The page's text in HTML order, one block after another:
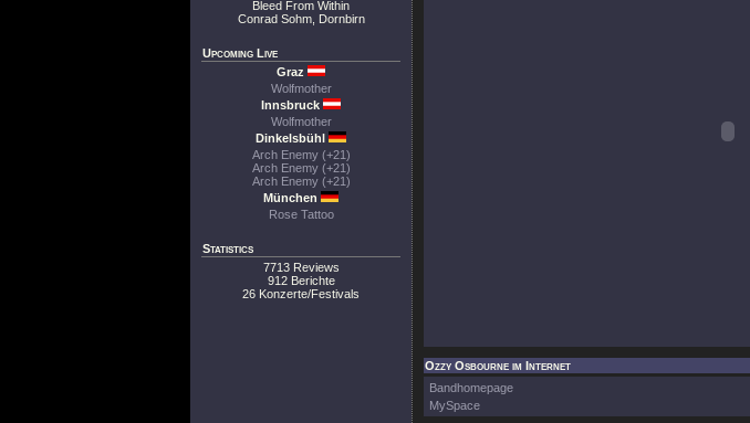
Bleed From Within
Conrad Sohm, Dornbirn
Upcoming Live
Graz
Wolfmother
Innsbruck
Wolfmother
Dinkelsbühl
Arch Enemy (+21)
Arch Enemy (+21)
Arch Enemy (+21)
München
Rose Tattoo
Statistics
7713 Reviews
912 Berichte
26 Konzerte/Festivals
Ozzy Osbourne im Internet
Bandhomepage
MySpace